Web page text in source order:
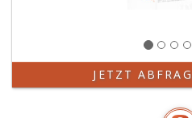
JETZT